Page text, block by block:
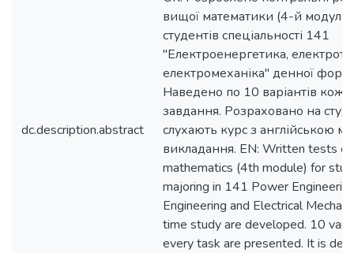
dc.description.abstract
вищої математики (4-й
студентів спеціальності 141
"Електроенергетика,
електромеханіка" денної
Наведено по 10 варіантів
завдання. Розраховано на
слухають курс з англійською
викладання. EN: Written tests
mathematics (4th module) for
majoring in 141 Power
Engineering and Electrical
time study are developed. 10
every task are presented. It is